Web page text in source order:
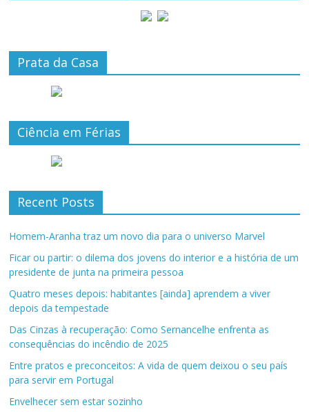
Prata da Casa
Ciência em Férias
Recent Posts
Homem-Aranha traz um novo dia para o universo Marvel
Ficar ou partir: o dilema dos jovens do interior e a história de um
presidente de junta na primeira pessoa
Quatro meses depois: habitantes [ainda] aprendem a viver
depois da tempestade
Das Cinzas à recuperação: Como Sernancelhe enfrenta as
consequências do incêndio de 2025
Entre pratos e preconceitos: A vida de quem deixou o seu país
para servir em Portugal
Envelhecer sem estar sozinho